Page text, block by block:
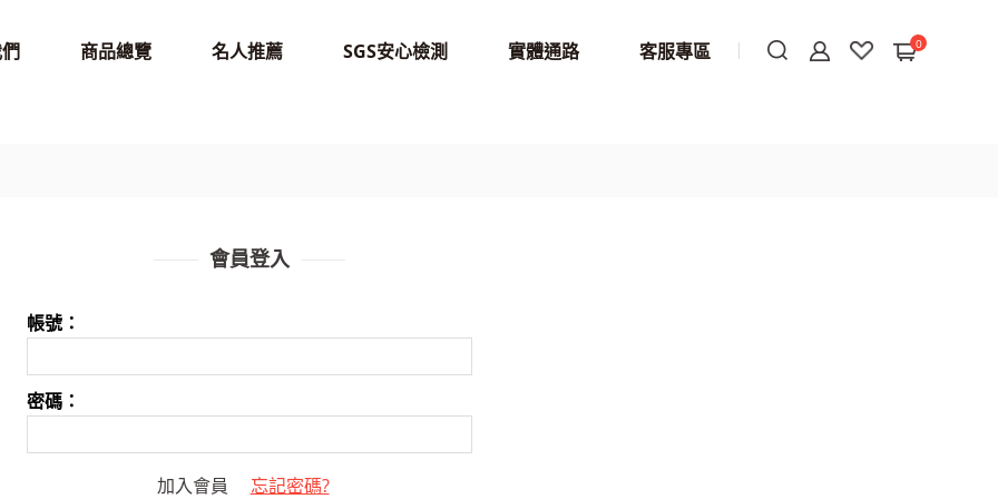
0
商品總覽 名人推薦 SGS安心檢測 實體通路 客服專區
會員登入
帳號：
密碼：
加入會員 忘記密碼?